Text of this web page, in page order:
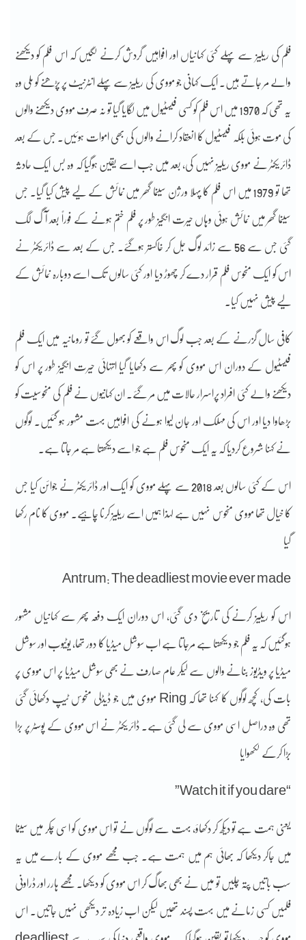
فلم کی ریلیز سے پہلے کئی کہانیاں اور افواہیں گردش کرنے لگیں کہ اس فلم کو دیکھنے
والے مر جاتے ہیں۔ ایک کہانی جو مووی کی ریلیز سے پہلے انٹرنیٹ پر پڑھنے کو ملی وہ
یہ تھی کہ 1970 میں اس فلم کو کسی فیسٹیول میں لگایا گیا تو نہ صرف مووی دیکھنے والوں
کی موت ہوئی بلکہ فیسٹیول کا انعقاد کرانے والوں کی بھی اموات ہوئیں. جس کے بعد
ڈائریکٹر نے مووی ریلیز نہیں کی، بعد میں جب اسے یقین ہوگیا کہ وہ بس ایک حادثہ
تھا تو 1979 میں اس فلم کا پہلا ورژن سینما گھر میں نمائش کے لیے پیش کیا گیا. جس
سینما گھر میں نمائش ہوئی وہاں حیرت انگیز طور پر فلم ختم ہونے کے فوراً بعد آگ لگ
گئی جس سے 56 سے زائد لوگ جل کر خاکستر ہوگئے۔ جس کے بعد سے ڈائریکٹر نے
اس کو ایک منحوس فلم قرار دے کر چھوڑ دیا اور کئی سالوں تک اسے دوبارہ نمائش کے
لیے پیش نہیں کیا.
کافی سال گزرنے کے بعد جب لوگ اس واقعے کو بھول گئے تو رومانیہ میں ایک فلم
فیسٹیول کے دوران اس مووی کو پھر سے دکھایا گیا انتہائی حیرت انگیز طور پر اس کو
دیکھنے والے کئی افراد پراسرار حالات میں مر گئے۔ ان کہانیوں نے فلم کی منحوسیت کو
بڑھاوا دیا اور اس کی مہلک اور جان لیوا ہونے کی افواہیں بہت مشہور ہو گئیں۔ لوگوں
نے کہنا شروع کردیا کہ یہ ایک منحوس فلم ہے جو اسے دیکھتا ہے مر جاتا ہے.
اس کے کئی سالوں بعد 2018 سے پہلے مووی کو ایک اور ڈائریکٹر نے جوائن کیا جس
کا خیال تھا مووی منحوس نہیں ہے لہذا ہمیں اسے ریلیز کرنا چاہیے. مووی کا نام رکھا
گیا
Antrum: The deadliest movie ever made
اس کو ریلیز کرنے کی تاریخ دی گئی، اس دوران ایک دفعہ پھر سے کہانیاں مشہور
ہوگئیں کہ یہ فلم جو دیکھتا ہے مرجاتا ہے اب سوشل میڈیا کا دور تھا، یوٹیوب اور سوشل
میڈیا پر ویڈیوز بنانے والوں سے لیکر عام صارف نے بھی سوشل میڈیا پر اس مووی پر
بات کی، کچھ لوگوں کا کہنا تھا کہ Ring مووی میں جو ڈیڈلی منحوس ٹیپ دکھائی گئی
تھی وہ دراصل اسی مووی سے لی گئی ہے. ڈائریکٹر نے اس مووی کے پوسٹر پر بڑا
بڑا کرکے لکھوایا
“Watch it if you dare”
یعنی ہمت ہے تو دیکھ کر دکھاؤ، بہت سے لوگوں نے تو اس مووی کو اسی چکر میں سینما
میں جاکر دیکھا کہ بھائی ہم میں ہمت ہے. جب مجھے مووی کے بارے میں یہ
سب باتیں پتہ چلیں تو میں نے بھی بھاگ کر اس مووی کو دیکھا. مجھے ہارر اور ڈراونی
فلمیں کسی زمانے میں بہت پسند تھیں لیکن اب زیادہ تر دیکھی نہیں جاتیں. اس